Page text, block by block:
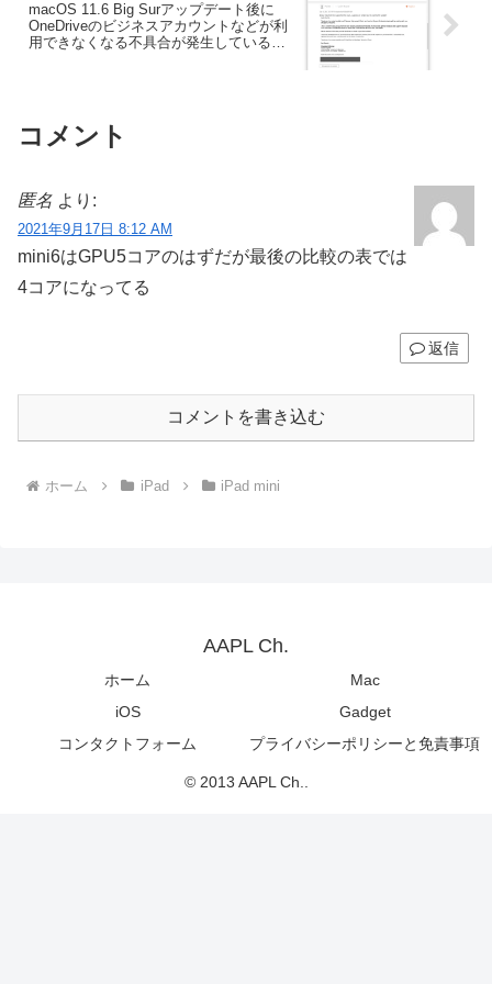
macOS 11.6 Big Surアップデート後に
OneDriveのビジネスアカウントなどが利
用できなくなる不具合が発生していると
コメント
匿名 より:
2021年9月17日 8:12 AM
mini6はGPU5コアのはずだが最後の比較の表では
4コアになってる
返信
コメントを書き込む
ホーム iPad iPad mini
AAPL Ch.
ホーム
Mac
iOS
Gadget
コンタクトフォーム
プライバシーポリシーと免責事項
© 2013 AAPL Ch..